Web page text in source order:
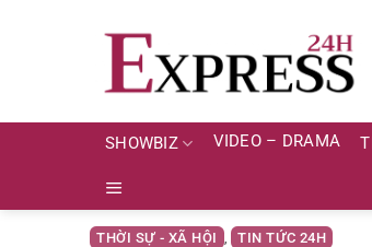
SHOWBIZ VIDEO – DRAMA
THỜI SỰ - XÃ HỘI , TIN TỨC 24H